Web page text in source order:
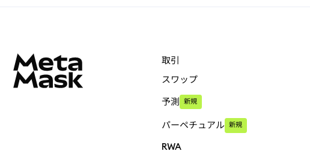
取引
スワップ
予測 新規
パーペチュアル 新規
RWA